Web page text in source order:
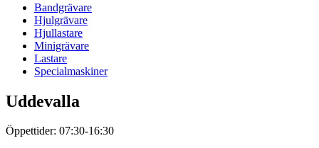
Bandgrävare
Hjulgrävare
Hjullastare
Minigrävare
Lastare
Specialmaskiner
Uddevalla
Öppettider: 07:30-16:30